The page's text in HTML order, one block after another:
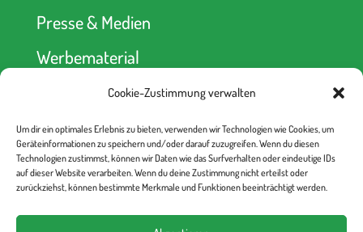
Cookie-Zustimmung verwalten
Um dir ein optimales Erlebnis zu bieten, verwenden wir Technologien wie Cookies, um
Geräteinformationen zu speichern und/oder darauf zuzugreifen. Wenn du diesen
Technologien zustimmst, können wir Daten wie das Surfverhalten oder eindeutige IDs
auf dieser Website verarbeiten. Wenn du deine Zustimmung nicht erteilst oder
zurückziehst, können bestimmte Merkmale und Funktionen beeinträchtigt werden.
Presse & Medien
Werbematerial
kein Abseits! e.V.
Berliner Volksbank
IBAN: DE52 1009 0000 2335 6330 00
BIC: BEVODEBB